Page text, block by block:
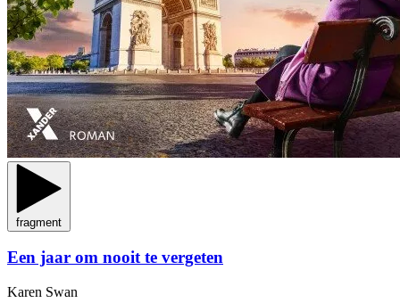
fragment
Een jaar om nooit te vergeten
Karen Swan